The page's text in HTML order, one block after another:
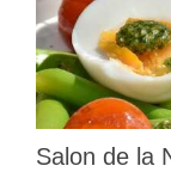
Salon de la